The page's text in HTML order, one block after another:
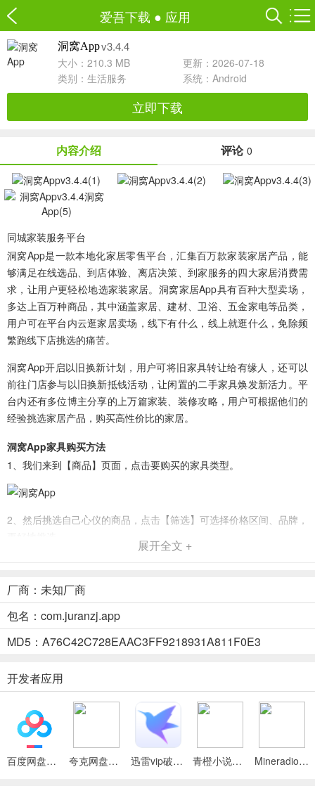
爱吾下载 ● 应用
洞窝Appv3.4.4
大小：210.3 MB
更新：2026-07-18
类别： 生活服务 系统：Android
立即下载
内容介绍 评论 0
同城家装服务平台
洞窝App是一款本地化家居零售平台，汇集百万款家装家居产品，能
够满足在线选品、到店体验、离店决策、到家服务的四大家居消费需
求，让用户更轻松地选家装家居。洞窝家居App具有百种大型卖场，
多达上百万种商品，其中涵盖家居、建材、卫浴、五金家电等品类，
用户可在平台内云逛家居卖场，线下有什么，线上就逛什么，免除频
繁跑线下店挑选的痛苦。
洞窝App开启以旧换新计划，用户可将旧家具转让给有缘人，还可以
前往门店参与以旧换新抵钱活动，让闲置的二手家具焕发新活力。平
台内还有多位博主分享的上万篇家装、装修攻略，用户可根据他们的
经验挑选家居产品，购买高性价比的家居。
洞窝App家具购买方法
1、我们来到【商品】页面，点击要购买的家具类型。
2、然后挑选自己心仪的商品，点击【筛选】可选择价格区间、品牌，
3、然后进入商品页，点击【联系导购】进行沟通下单即可。
洞窝App以旧换新活动流程
新”入口进入活动页面，填写旧物信息并提交，已提交旧物单可在活动
页面【我的旧物】中查看。
2、获得消费券：系统进行旧物审核并发放“以旧换新”消费券。
3、购新商品：使用“以旧换新”消费券在洞窝APP或居然之家线下门店
的“以旧换新”活动品牌选购商品，并下单支付。
展开全文 +
厂商：未知厂商
包名：com.juranzj.app
MD5：A76C42C728EAAC3FF9218931A811F0E3
开发者应用
百度网盘绿色免安装Pc电脑版 夸克网盘官方正式版 迅雷vip破解版永久会员2024版 青橙小说App Mineradio手机版